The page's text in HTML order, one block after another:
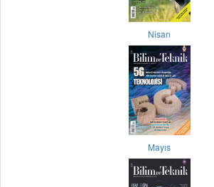
Nisan
Mayıs